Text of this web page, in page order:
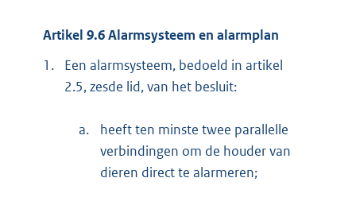
Artikel 9.6 Alarmsysteem en alarmplan
1.
Een alarmsysteem, bedoeld in artikel
2.5, zesde lid, van het besluit:
a.
heeft ten minste twee parallelle
verbindingen om de houder van
dieren direct te alarmeren;